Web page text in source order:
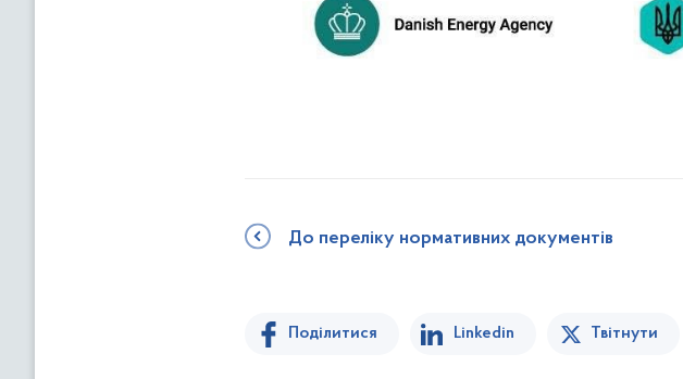
До переліку нормативних документів
Поділитися Linkedin Твітнути